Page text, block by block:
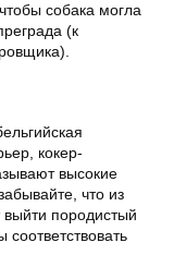
собака могла
(к
кокер-
высокие
что из
породистый